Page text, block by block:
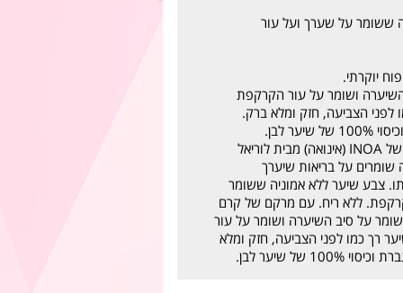
ששומר על שערך ועל עור
יוקרתי.
ושומר על עור הקרקפת
לפני הצביעה, חזק ומלא ברק.
לבן.
60 גרם צבעי השיער של INOA (אינואה) מבית לוריאל
שומרים על בריאות שיערך
צבע שיער ללא אמוניה ששומר
ללא ריח. עם מרקם של קרם
על סיב השיערה ושומר על עור
רך כמו לפני הצביעה, חזק ומלא
של שיער לבן.